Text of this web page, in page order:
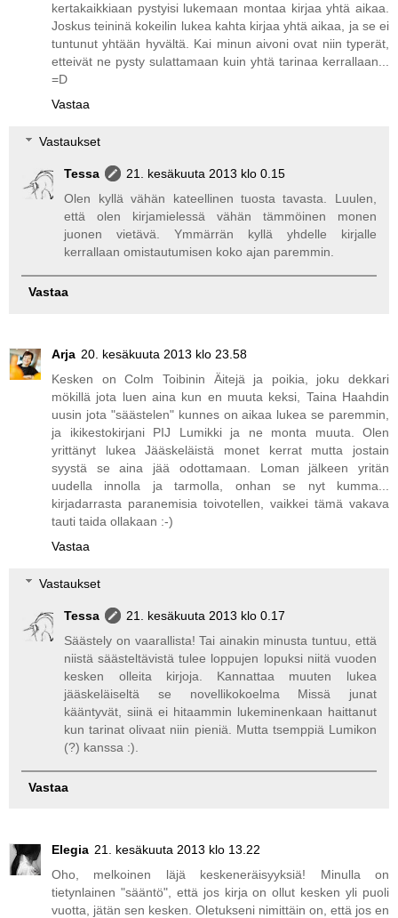
kertakaikkiaan pystyisi lukemaan montaa kirjaa yhtä aikaa.
Joskus teininä kokeilin lukea kahta kirjaa yhtä aikaa, ja se ei
tuntunut yhtään hyvältä. Kai minun aivoni ovat niin typerät,
etteivät ne pysty sulattamaan kuin yhtä tarinaa kerrallaan...
=D
Vastaa
Vastaukset
Tessa
21. kesäkuuta 2013 klo 0.15
Olen kyllä vähän kateellinen tuosta tavasta. Luulen,
että olen kirjamielessä vähän tämmöinen monen
juonen vietävä. Ymmärrän kyllä yhdelle kirjalle
kerrallaan omistautumisen koko ajan paremmin.
Vastaa
Arja 20. kesäkuuta 2013 klo 23.58
Kesken on Colm Toibinin Äitejä ja poikia, joku dekkari
mökillä jota luen aina kun en muuta keksi, Taina Haahdin
uusin jota "säästelen" kunnes on aikaa lukea se paremmin,
ja ikikestokirjani PIJ Lumikki ja ne monta muuta. Olen
yrittänyt lukea Jääskeläistä monet kerrat mutta jostain
syystä se aina jää odottamaan. Loman jälkeen yritän
uudella innolla ja tarmolla, onhan se nyt kumma...
kirjadarrasta paranemisia toivotellen, vaikkei tämä vakava
tauti taida ollakaan :-)
Vastaa
Vastaukset
Tessa
21. kesäkuuta 2013 klo 0.17
Säästely on vaarallista! Tai ainakin minusta tuntuu, että
niistä säästeltävistä tulee loppujen lopuksi niitä vuoden
kesken olleita kirjoja. Kannattaa muuten lukea
jääskeläiseltä se novellikokoelma Missä junat
kääntyvät, siinä ei hitaammin lukeminenkaan haittanut
kun tarinat olivaat niin pieniä. Mutta tsemppiä Lumikon
(?) kanssa :).
Vastaa
Elegia 21. kesäkuuta 2013 klo 13.22
Oho, melkoinen läjä keskeneräisyyksiä! Minulla on
tietynlainen "sääntö", että jos kirja on ollut kesken yli puoli
vuotta, jätän sen kesken. Oletukseni nimittäin on, että jos en